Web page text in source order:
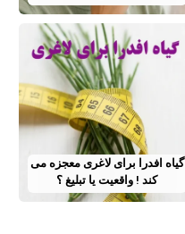
گیاه افدرا برای لاغری معجزه می
کند ! واقعیت یا تبلیغ ؟